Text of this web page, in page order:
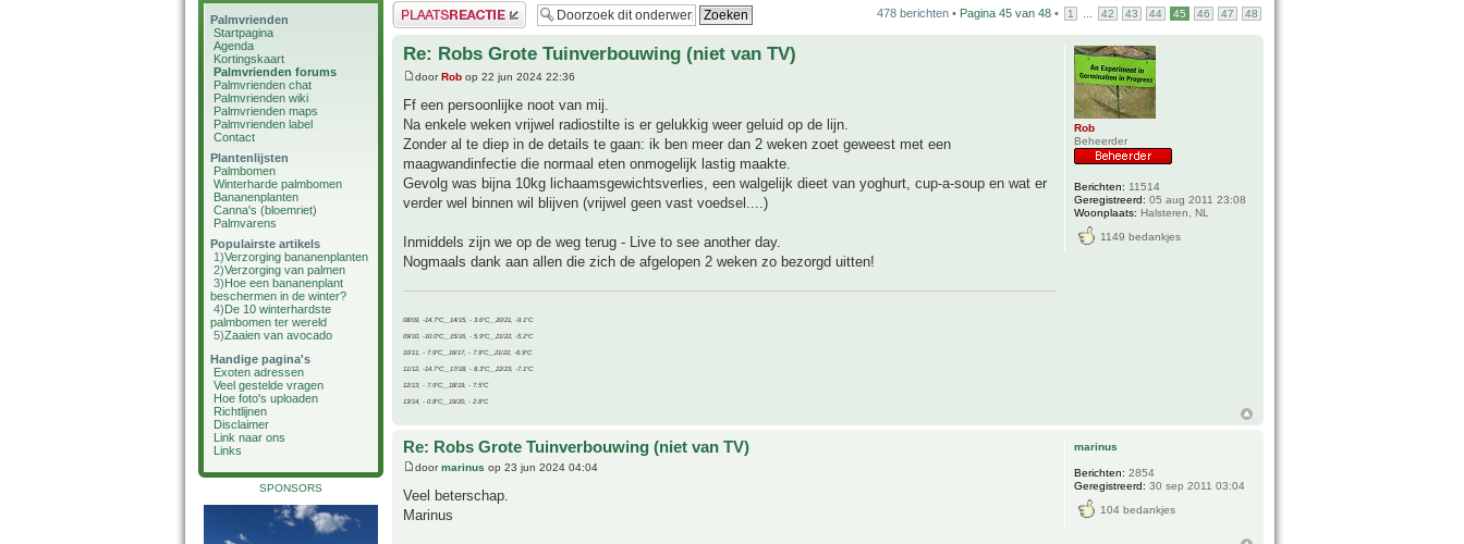
Palmvrienden
Startpagina
Agenda
Kortingskaart
Palmvrienden forums
Palmvrienden chat
Palmvrienden wiki
Palmvrienden maps
Palmvrienden label
Contact
Plantenlijsten
Palmbomen
Winterharde palmbomen
Bananenplanten
Canna's (bloemriet)
Palmvarens
Populairste artikels
1)Verzorging bananenplanten
2)Verzorging van palmen
3)Hoe een bananenplant
beschermen in de winter?
4)De 10 winterhardste
palmbomen ter wereld
5)Zaaien van avocado
Handige pagina's
Exoten adressen
Veel gestelde vragen
Hoe foto's uploaden
Richtlijnen
Disclaimer
Link naar ons
Links
SPONSORS
Plaats een reactie 478 berichten • Pagina 45 van 48 • 1 42 43 44 45 46 47 48
Re: Robs Grote Tuinverbouwing (niet van TV)
doorRob op 22 jun 2024 22:36
Ff een persoonlijke noot van mij.
Na enkele weken vrijwel radiostilte is er gelukkig weer geluid op de lijn.
Zonder al te diep in de details te gaan: ik ben meer dan 2 weken zoet geweest met een
maagwandinfectie die normaal eten onmogelijk lastig maakte.
Gevolg was bijna 10kg lichaamsgewichtsverlies, een walgelijk dieet van yoghurt, cup-a-soup en wat er
verder wel binnen wil blijven (vrijwel geen vast voedsel....)
Inmiddels zijn we op de weg terug - Live to see another day.
Nogmaals dank aan allen die zich de afgelopen 2 weken zo bezorgd uitten!
08/09, -14.7°C__14/15, - 3.6°C__20/21, -9.1°C
09/10, -10.0°C__15/16, - 5.9°C__21/22, -5.2°C
10/11, - 7.9°C__16/17, - 7.9°C__21/22, -6.9°C
11/12, -14.7°C__17/18, - 8.3°C__22/23, -7.1°C
12/13, - 7.9°C__18/19, - 7.5°C
13/14, - 0.8°C__19/20, - 2.8°C
Rob
Beheerder
Berichten: 11514
Geregistreerd: 05 aug 2011 23:08
Woonplaats: Halsteren, NL
1149 bedankjes
Re: Robs Grote Tuinverbouwing (niet van TV)
doormarinus op 23 jun 2024 04:04
Veel beterschap.
Marinus
marinus
Berichten: 2854
Geregistreerd: 30 sep 2011 03:04
104 bedankjes